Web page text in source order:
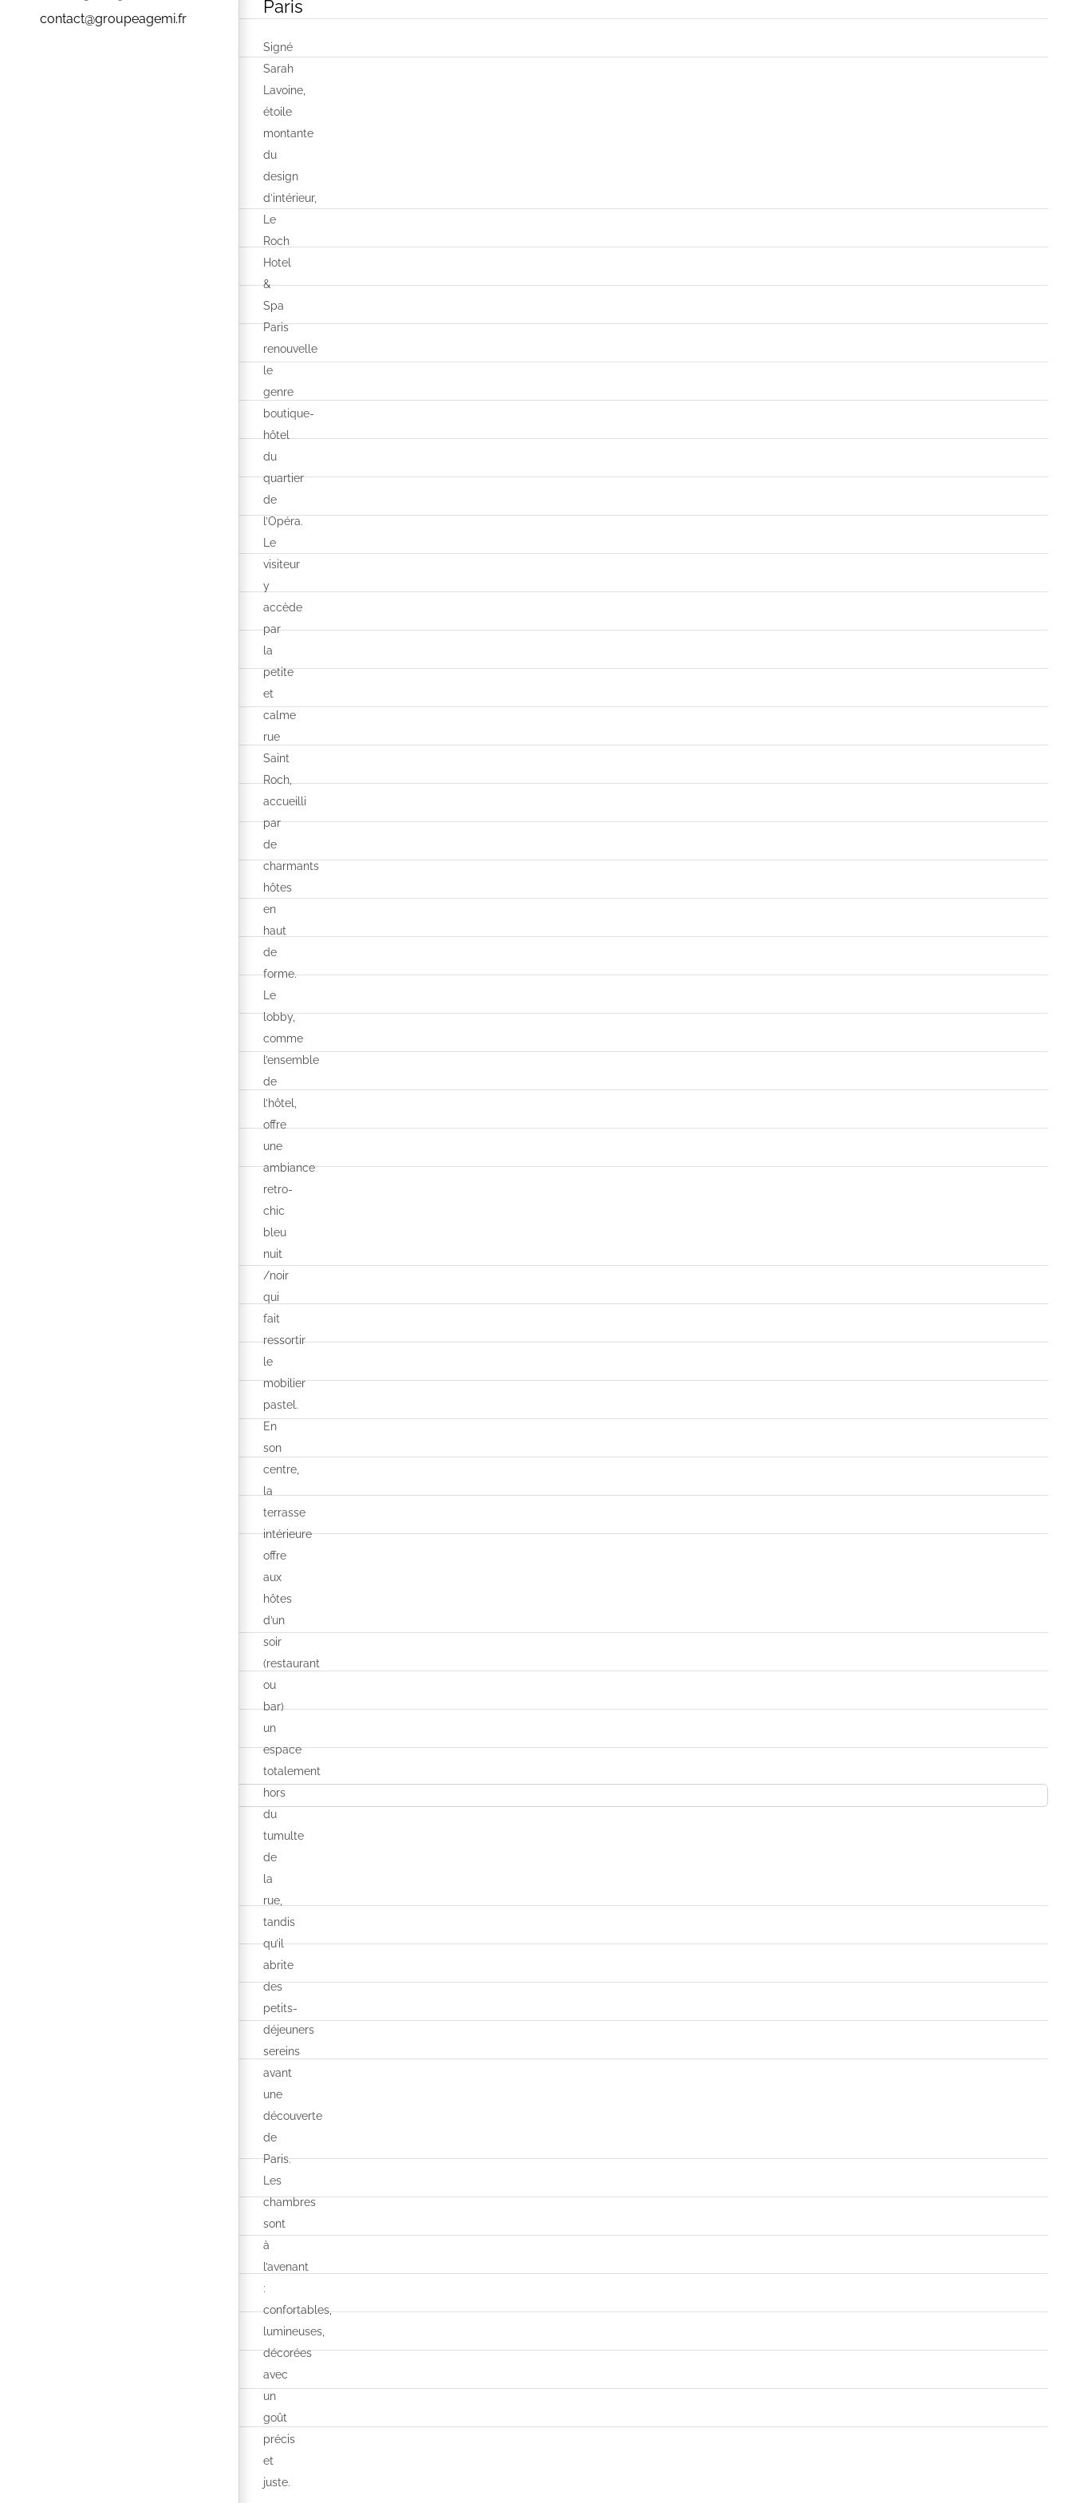
contact@groupeagemi.fr
Paris
Signé
Sarah
Lavoine,
étoile
montante
du
design
d’intérieur,
Le
Roch
Hotel
&
Spa
Paris
renouvelle
le
genre
boutique-
hôtel
du
quartier
de
l’Opéra.
Le
visiteur
y
accède
par
la
petite
et
calme
rue
Saint
Roch,
accueilli
par
de
charmants
hôtes
en
haut
de
forme.
Le
lobby,
comme
l’ensemble
de
l’hôtel,
offre
une
ambiance
retro-
chic
bleu
nuit
/noir
qui
fait
ressortir
le
mobilier
pastel.
En
son
centre,
la
terrasse
intérieure
offre
aux
hôtes
d’un
soir
(restaurant
ou
bar)
un
espace
totalement
hors
du
tumulte
de
la
rue,
tandis
qu’il
abrite
des
petits-
déjeuners
sereins
avant
une
découverte
de
Paris.
Les
chambres
sont
à
l’avenant
:
confortables,
lumineuses,
décorées
avec
un
goût
précis
et
juste.